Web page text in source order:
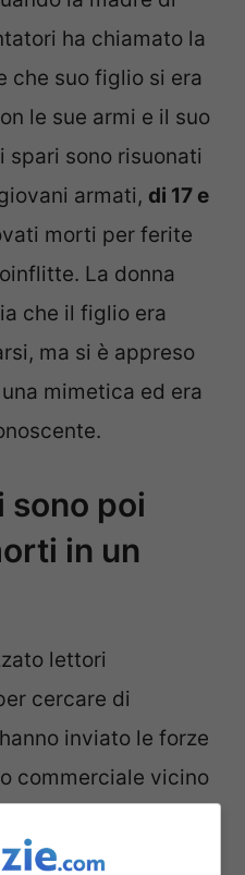
ha chiamato la
che suo figlio si era
le sue armi e il suo
spari sono risuonati
armati, di 17 e
morti per ferite
La donna
che il figlio era
ma si è appreso
mimetica ed era
sono poi
in un
lettori
cercare di
inviato le forze
commerciale vicino
uno dei sospettati.